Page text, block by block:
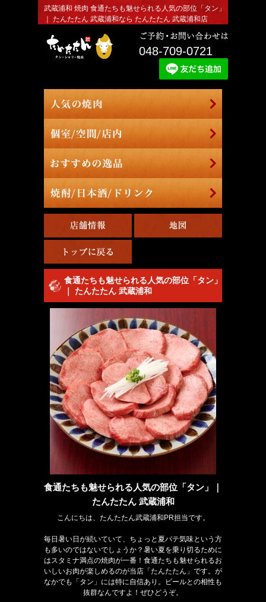
武蔵浦和 焼肉 食通たちも魅せられる人気の部位「タン」
｜ たんたたん 武蔵浦和なら たんたたん 武蔵浦和店
048-709-0721
食通たちも魅せられる人気の部位「タン」
｜ たんたたん 武蔵浦和
食通たちも魅せられる人気の部位「タン」｜
たんたたん 武蔵浦和
こんにちは、たんたたん武蔵浦和PR担当です。
毎日暑い日が続いていて、ちょっと夏バテ気味という方
も多いのではないでしょうか？暑い夏を乗り切るために
はスタミナ満点の焼肉が一番！食通たちも魅せられるお
いしいお肉が楽しめるのが当店「たんたたん」です。が
なかでも「タン」には特に自信あり。ビールとの相性も
抜群なんですよ！ぜひどうぞ。